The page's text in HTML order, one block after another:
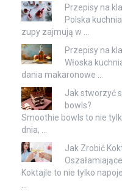
Przepisy na
Polska
zupy zajmują w …
Przepisy na
Włoska
dania makaronowe …
Jak stworzyć
bowls?
Smoothie bowls to nie
dnia, …
Jak Zrobić
Koktajle to nie tylko